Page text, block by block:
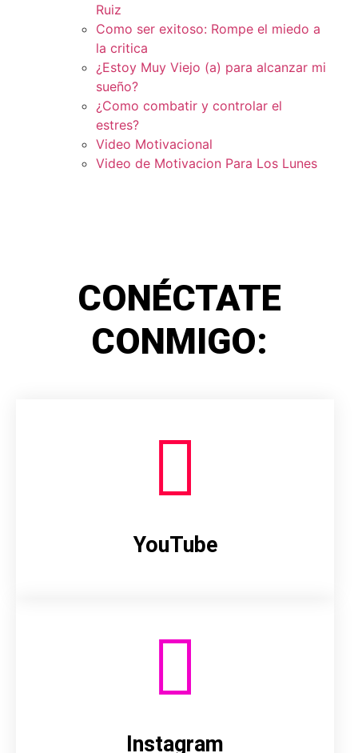
Ruiz
Como ser exitoso: Rompe el miedo a
la critica
¿Estoy Muy Viejo (a) para alcanzar mi
sueño?
¿Como combatir y controlar el
estres?
Video Motivacional
Video de Motivacion Para Los Lunes
CONÉCTATE
CONMIGO:
YouTube
Instagram